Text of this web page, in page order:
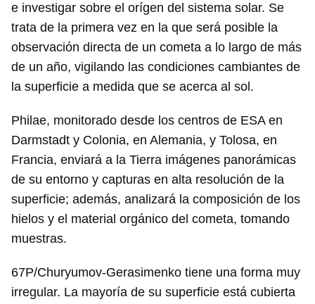
e investigar sobre el orígen del sistema solar. Se
trata de la primera vez en la que será posible la
observación directa de un cometa a lo largo de más
de un año, vigilando las condiciones cambiantes de
la superficie a medida que se acerca al sol.
Philae, monitorado desde los centros de ESA en
Darmstadt y Colonia, en Alemania, y Tolosa, en
Francia, enviará a la Tierra imágenes panorámicas
de su entorno y capturas en alta resolución de la
superficie; además, analizará la composición de los
hielos y el material orgánico del cometa, tomando
muestras.
67P/Churyumov-Gerasimenko tiene una forma muy
irregular. La mayoría de su superficie está cubierta